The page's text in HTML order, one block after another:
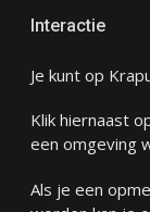
Interactie
Je kunt op
Klik hiernaast
een omgeving
Als je een